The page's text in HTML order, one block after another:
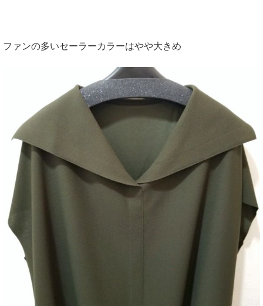
ファンの多いセーラーカラーはやや大きめ